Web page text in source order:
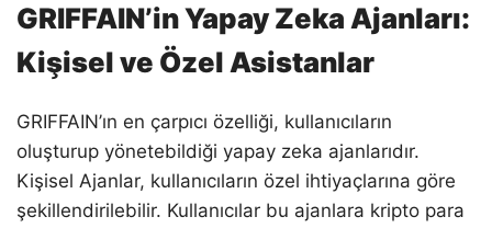
GRIFFAIN’in Yapay Zeka Ajanları:
Kişisel ve Özel Asistanlar
GRIFFAIN’ın en çarpıcı özelliği, kullanıcıların
oluşturup yönetebildiği yapay zeka ajanlarıdır.
Kişisel Ajanlar, kullanıcıların özel ihtiyaçlarına göre
şekillendirilebilir. Kullanıcılar bu ajanlara kripto para